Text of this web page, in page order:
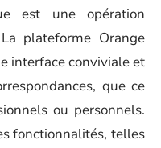
est une opération
plateforme Orange
interface conviviale et
que ce
ou personnels.
fonctionnalités, telles